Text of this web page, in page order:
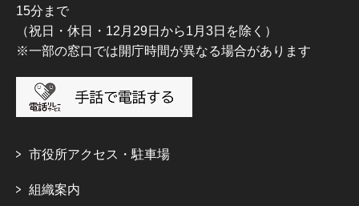
15分まで
（祝日・休日・12月29日から1月3日を除く）
※一部の窓口では開庁時間が異なる場合があります
市役所アクセス・駐車場
組織案内